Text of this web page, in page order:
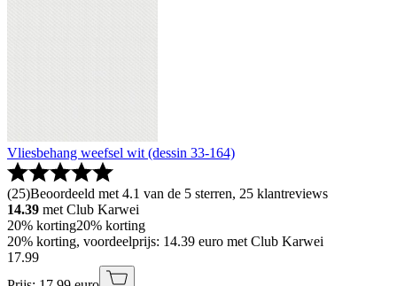
Vliesbehang weefsel wit (dessin 33-164)
(25)Beoordeeld met 4.1 van de 5 sterren, 25 klantreviews
14.39 met Club Karwei
20% korting20% korting
20% korting, voordeelprijs: 14.39 euro met Club Karwei
17.99